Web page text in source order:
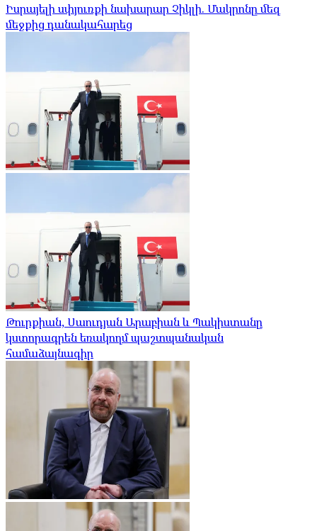
Իսրայելի սփյուռքի նախարար Չիկլի. Մակրոնը մեզ
մեջքից դանակահարեց
Թուրքիան, Սաուդյան Արաբիան և Պակիստանը
կստորագրեն եռակողմ պաշտպանական
համաձայնագիր